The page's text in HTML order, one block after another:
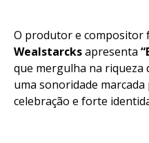
O produtor e compositor
Wealstarcksapresenta
que mergulha na
uma sonoridade
celebração e forte